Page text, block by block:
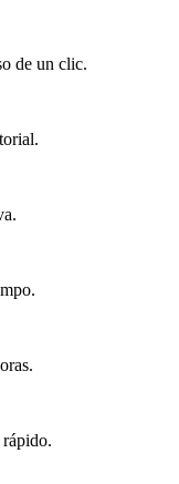
de un clic.